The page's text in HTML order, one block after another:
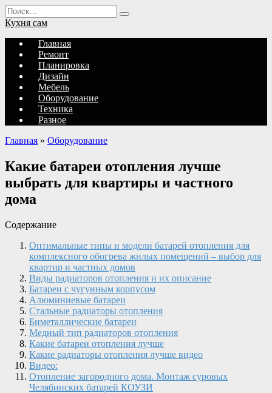
Перейти
к
содержанию
Search
for:
Кухня сам
Главная
Ремонт
Планировка
Дизайн
Мебель
Оборудование
Техника
Разное
Главная » Оборудование
Какие батареи отопления лучше
выбрать для квартиры и частного
дома
Содержание
Оптимальные типы и модели батарей отопления для
комплексного обогрева жилых помещений – выбор для
квартир и частных домов
Виды радиаторов отопления и их описание
Батареи с чугунным корпусом
Алюминиевые батареи
Стальные радиаторы отопления
Биметаллические батареи
Медный тип радиаторов отопления
Какие батареи отопления лучше
Какие радиаторы отопления лучше видео
Видео:
Отопление загородного дома. Монтаж суровых
Челябинских батарей КОУЗИ